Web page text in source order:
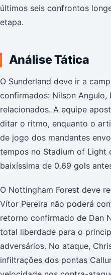
últimos seis confrontos
etapa.
Análise Tática
O Sunderland deve ir a
confirmados: Nilson
relacionados. A equipe
ditar o ritmo, enquanto o
de jogo dos mandantes
tempos no Stadium of Light
baixíssima de 0.69 gols
O Nottingham Forest deve
Vítor Pereira não poderá
retorno confirmado de Dan
total liberdade para o
adversários. No ataque,
infiltrações dos pontas